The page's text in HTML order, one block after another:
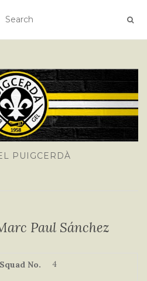
PUIGCERDÀ
Paul Sánchez
Squad No. 4